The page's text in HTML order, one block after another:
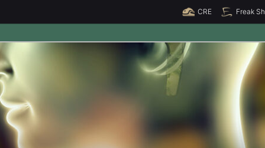
CRE Freak
und Forschung